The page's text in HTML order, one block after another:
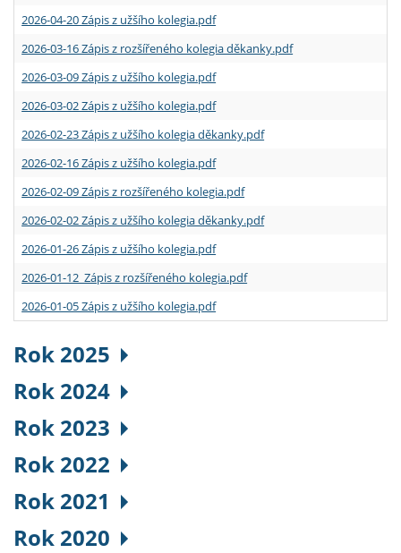
2026-04-20 Zápis z užšího kolegia.pdf
2026-03-16 Zápis z rozšířeného kolegia děkanky.pdf
2026-03-09 Zápis z užšího kolegia.pdf
2026-03-02 Zápis z užšího kolegia.pdf
2026-02-23 Zápis z užšího kolegia děkanky.pdf
2026-02-16 Zápis z užšího kolegia.pdf
2026-02-09 Zápis z rozšířeného kolegia.pdf
2026-02-02 Zápis z užšího kolegia děkanky.pdf
2026-01-26 Zápis z užšího kolegia.pdf
2026-01-12 Zápis z rozšířeného kolegia.pdf
2026-01-05 Zápis z užšího kolegia.pdf
Rok 2025
Rok 2024
Rok 2023
Rok 2022
Rok 2021
Rok 2020